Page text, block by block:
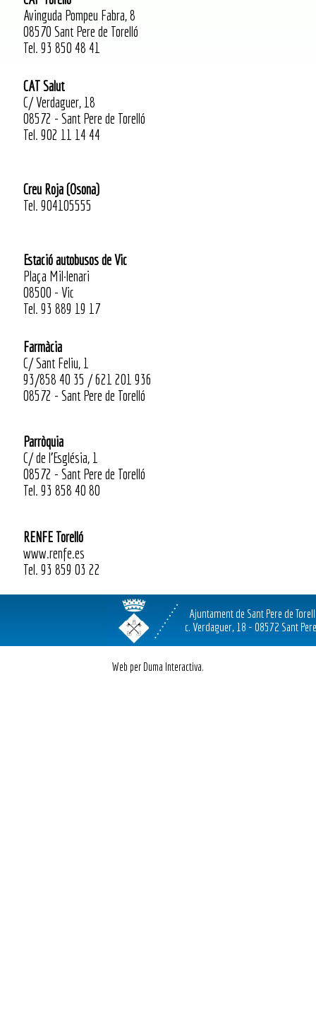
Avinguda Pompeu Fabra, 8
08570 Sant Pere de Torelló
Tel. 93 850 48 41
CAT Salut
C/ Verdaguer, 18
08572 - Sant Pere de Torelló
Tel. 902 11 14 44
Creu Roja (Osona)
Tel. 904105555
Estació autobusos de Vic
Plaça Mil·lenari
08500 - Vic
Tel. 93 889 19 17
Farmàcia
C/ Sant Feliu, 1
93/858 40 35 / 621 201 936
08572 - Sant Pere de Torelló
Parròquia
C/ de l’Església, 1
08572 - Sant Pere de Torelló
Tel. 93 858 40 80
RENFE Torelló
www.renfe.es
Tel. 93 859 03 22
Ajuntament de Sant Pere de
c. Verdaguer, 18 - 08572 Sant
Web per Duma Interactiva.